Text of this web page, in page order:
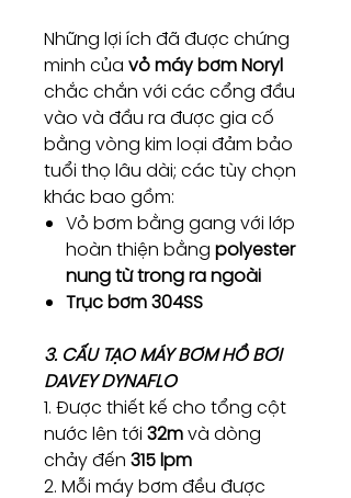
Những lợi ích đã được chứng
minh của vỏ máy bơm Noryl
chắc chắn với các cổng đầu
vào và đầu ra được gia cố
bằng vòng kim loại đảm bảo
tuổi thọ lâu dài; các tùy chọn
khác bao gồm:
Vỏ bơm bằng gang với lớp
hoàn thiện bằng polyester
nung từ trong ra ngoài
Trục bơm 304SS
3. CẤU TẠO MÁY BƠM HỒ BƠI
DAVEY DYNAFLO
1. Được thiết kế cho tổng cột
nước lên tới 32mvà dòng
chảy đến 315 lpm
2. Mỗi máy bơm đều được